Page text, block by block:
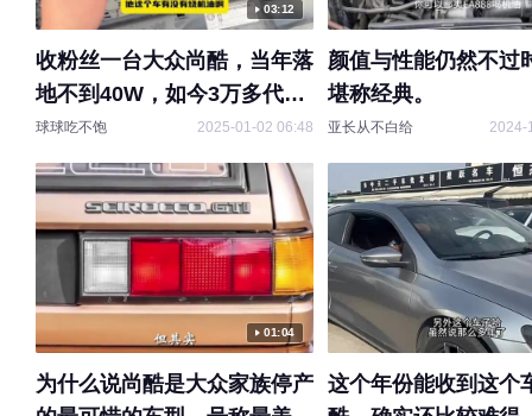
03:12
收粉丝一台大众尚酷，当年落
地不到40W，如今3万多代步
不香嘛
球球吃不饱 2025-01-02 06:48
颜值与性能仍然不过
堪称经典。
亚长从不白给 2024-
01:04
为什么说尚酷是大众家族停产
这个年份能收到这个